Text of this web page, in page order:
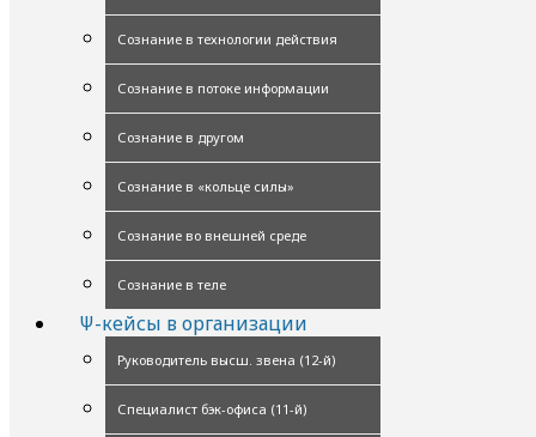
Сознание в технологии действия
Сознание в потоке информации
Сознание в другом
Сознание в «кольце силы»
Сознание во внешней среде
Сознание в теле
Ψ-кейсы в организации
Руководитель высш. звена (12-й)
Специалист бэк-офиса (11-й)